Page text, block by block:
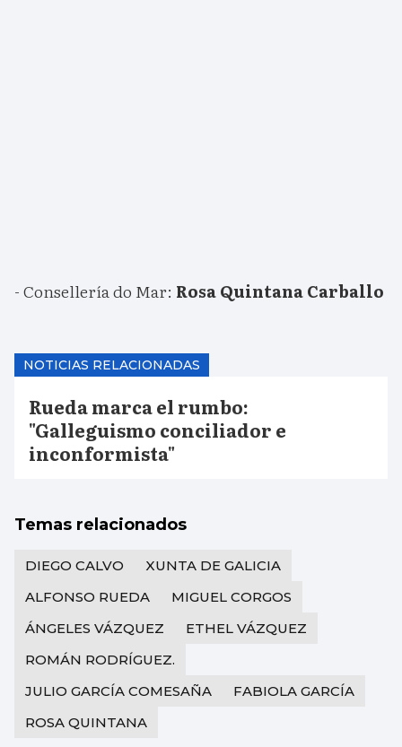
- Consellería do Mar: Rosa Quintana Carballo
NOTICIAS RELACIONADAS
Rueda marca el rumbo:
"Galleguismo conciliador e
inconformista"
Temas relacionados
DIEGO CALVO
XUNTA DE GALICIA
ALFONSO RUEDA
MIGUEL CORGOS
ÁNGELES VÁZQUEZ
ETHEL VÁZQUEZ
ROMÁN RODRÍGUEZ.
JULIO GARCÍA COMESAÑA
FABIOLA GARCÍA
ROSA QUINTANA